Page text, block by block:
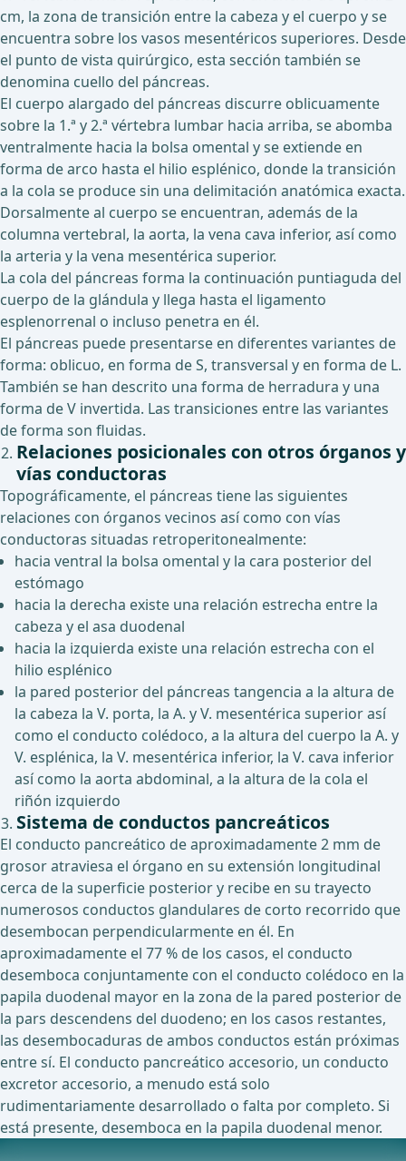
cm, la zona de transición entre la cabeza y el cuerpo y se
encuentra sobre los vasos mesentéricos superiores. Desde
el punto de vista quirúrgico, esta sección también se
denomina cuello del páncreas.
El cuerpo alargado del páncreas discurre oblicuamente
sobre la 1.ª y 2.ª vértebra lumbar hacia arriba, se abomba
ventralmente hacia la bolsa omental y se extiende en
forma de arco hasta el hilio esplénico, donde la transición
a la cola se produce sin una delimitación anatómica exacta.
Dorsalmente al cuerpo se encuentran, además de la
columna vertebral, la aorta, la vena cava inferior, así como
la arteria y la vena mesentérica superior.
La cola del páncreas forma la continuación puntiaguda del
cuerpo de la glándula y llega hasta el ligamento
esplenorrenal o incluso penetra en él.
El páncreas puede presentarse en diferentes variantes de
forma: oblicuo, en forma de S, transversal y en forma de L.
También se han descrito una forma de herradura y una
forma de V invertida. Las transiciones entre las variantes
de forma son fluidas.
Relaciones posicionales con otros órganos y
vías conductoras
Topográficamente, el páncreas tiene las siguientes
relaciones con órganos vecinos así como con vías
conductoras situadas retroperitonealmente:
hacia ventral la bolsa omental y la cara posterior del
estómago
hacia la derecha existe una relación estrecha entre la
cabeza y el asa duodenal
hacia la izquierda existe una relación estrecha con el
hilio esplénico
la pared posterior del páncreas tangencia a la altura de
la cabeza la V. porta, la A. y V. mesentérica superior así
como el conducto colédoco, a la altura del cuerpo la A. y
V. esplénica, la V. mesentérica inferior, la V. cava inferior
así como la aorta abdominal, a la altura de la cola el
riñón izquierdo
Sistema de conductos pancreáticos
El conducto pancreático de aproximadamente 2 mm de
grosor atraviesa el órgano en su extensión longitudinal
cerca de la superficie posterior y recibe en su trayecto
numerosos conductos glandulares de corto recorrido que
desembocan perpendicularmente en él. En
aproximadamente el 77 % de los casos, el conducto
desemboca conjuntamente con el conducto colédoco en la
papila duodenal mayor en la zona de la pared posterior de
la pars descendens del duodeno; en los casos restantes,
las desembocaduras de ambos conductos están próximas
entre sí. El conducto pancreático accesorio, un conducto
excretor accesorio, a menudo está solo
rudimentariamente desarrollado o falta por completo. Si
está presente, desemboca en la papila duodenal menor.
Suministro vascular